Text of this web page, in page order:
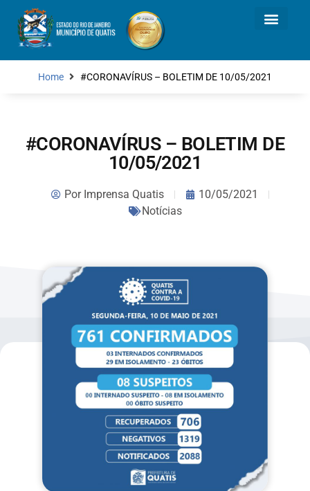
Home #CORONAVÍRUS – BOLETIM DE 10/05/2021
#CORONAVÍRUS – BOLETIM DE
10/05/2021
PorImprensa Quatis
10/05/2021
Notícias